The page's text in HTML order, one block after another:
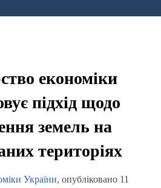
економіки
підхід щодо
земель на
територіях
України, опубліковано 11